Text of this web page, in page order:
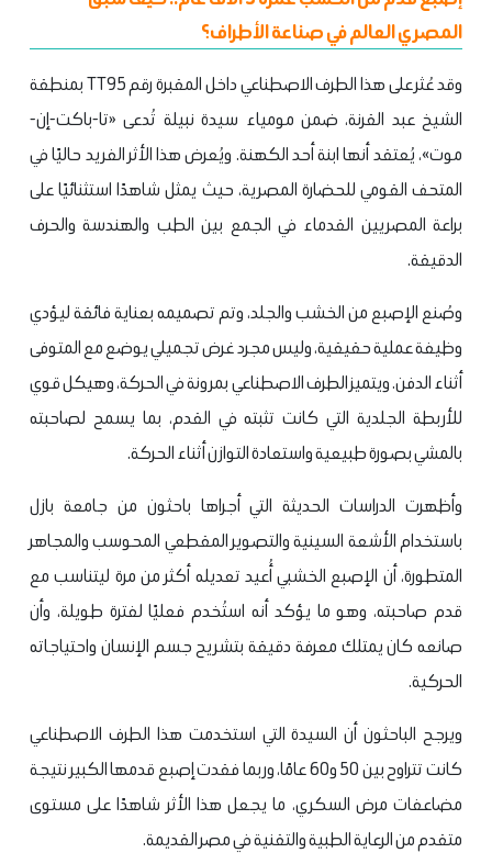
المصري العالم في صناعة الأطراف؟
وقد عُثر على هذا الطرف الاصطناعي داخل المقبرة رقم TT95 بمنطقة
الشيخ عبد القرنة، ضمن مومياء سيدة نبيلة تُدعى «تا-باكت-إن-
موت»، يُعتقد أنها ابنة أحد الكهنة. ويُعرض هذا الأثر الفريد حاليًا في
المتحف القومي للحضارة المصرية، حيث يمثل شاهدًا استثنائيًا على
براعة المصريين القدماء في الجمع بين الطب والهندسة والحرف
الدقيقة.
وصُنع الإصبع من الخشب والجلد، وتم تصميمه بعناية فائقة ليؤدي
وظيفة عملية حقيقية، وليس مجرد غرض تجميلي يوضع مع المتوفى
أثناء الدفن. ويتميز الطرف الاصطناعي بمرونة في الحركة، وهيكل قوي
للأربطة الجلدية التي كانت تثبته في القدم، بما يسمح لصاحبته
بالمشي بصورة طبيعية واستعادة التوازن أثناء الحركة.
وأظهرت الدراسات الحديثة التي أجراها باحثون من جامعة بازل
باستخدام الأشعة السينية والتصوير المقطعي المحوسب والمجاهر
المتطورة، أن الإصبع الخشبي أُعيد تعديله أكثر من مرة ليتناسب مع
قدم صاحبته، وهو ما يؤكد أنه استُخدم فعليًا لفترة طويلة، وأن
صانعه كان يمتلك معرفة دقيقة بتشريح جسم الإنسان واحتياجاته
الحركية.
ويرجح الباحثون أن السيدة التي استخدمت هذا الطرف الاصطناعي
كانت تتراوح بين 50 و60 عامًا، وربما فقدت إصبع قدمها الكبير نتيجة
مضاعفات مرض السكري، ما يجعل هذا الأثر شاهدًا على مستوى
متقدم من الرعاية الطبية والتقنية في مصر القديمة.